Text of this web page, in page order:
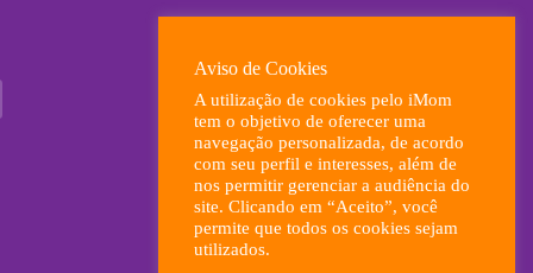
Aviso de Cookies
A utilização de cookies pelo iMom
tem o objetivo de oferecer uma
navegação personalizada, de acordo
com seu perfil e interesses, além de
nos permitir gerenciar a audiência do
site. Clicando em “Aceito”, você
permite que todos os cookies sejam
utilizados.